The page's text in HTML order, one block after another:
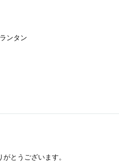
ンタン
とうございます。